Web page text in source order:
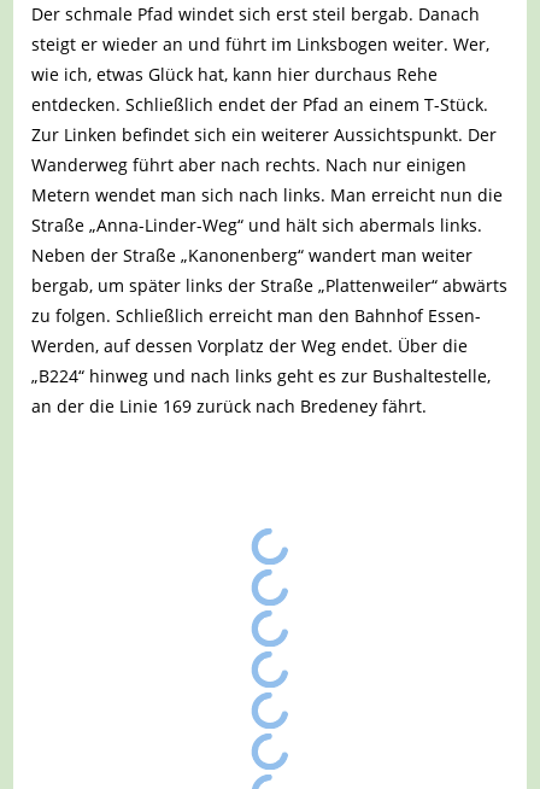
Der schmale Pfad windet sich erst steil bergab. Danach
steigt er wieder an und führt im Linksbogen weiter. Wer,
wie ich, etwas Glück hat, kann hier durchaus Rehe
entdecken. Schließlich endet der Pfad an einem T-Stück.
Zur Linken befindet sich ein weiterer Aussichtspunkt. Der
Wanderweg führt aber nach rechts. Nach nur einigen
Metern wendet man sich nach links. Man erreicht nun die
Straße „Anna-Linder-Weg“ und hält sich abermals links.
Neben der Straße „Kanonenberg“ wandert man weiter
bergab, um später links der Straße „Plattenweiler“ abwärts
zu folgen. Schließlich erreicht man den Bahnhof Essen-
Werden, auf dessen Vorplatz der Weg endet. Über die
„B224“ hinweg und nach links geht es zur Bushaltestelle,
an der die Linie 169 zurück nach Bredeney fährt.